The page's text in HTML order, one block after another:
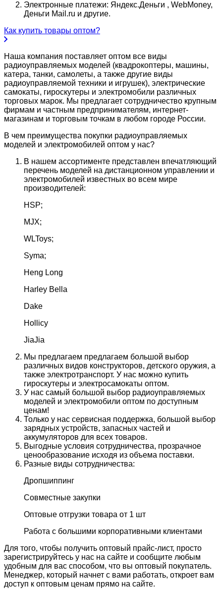
Электронные платежи: Яндекс.Деньги , WebMoney,
Деньги Mail.ru и другие.
Как купить товары оптом?
Наша компания поставляет оптом все виды
радиоуправляемых моделей (квадрокоптеры, машины,
катера, танки, самолеты, а также другие виды
радиоуправляемой техники и игрушек), электрические
самокаты, гироскутеры и электромобили различных
торговых марок. Мы предлагает сотрудничество крупным
фирмам и частным предпринимателям, интернет-
магазинам и торговым точкам в любом городе России.
В чем преимущества покупки радиоуправляемых
моделей и электромобилей оптом у нас?
В нашем ассортименте представлен впечатляющий
перечень моделей на дистанционном управлении и
электромобилей известных во всем мире
производителей:
HSP;
MJX;
WLToys;
Syma;
Heng Long
Harley Bella
Dake
Hollicy
JiaJia
Мы предлагаем предлагаем большой выбор
различных видов конструкторов, детского оружия, а
также электротранспорт. У нас можно купить
гироскутеры и электросамокаты оптом.
У нас самый большой выбор радиоуправляемых
моделей и электромобили оптом по доступным
ценам!
Только у нас сервисная поддержка, большой выбор
зарядных устройств, запасных частей и
аккумуляторов для всех товаров.
Выгодные условия сотрудничества, прозрачное
ценообразование исходя из объема поставки.
Разные виды сотрудничества:
Дропшиппинг
Совместные закупки
Оптовые отгрузки товара от 1 шт
Работа с большими корпоративными клиентами
Для того, чтобы получить оптовый прайс-лист, просто
зарегистрируйтесь у нас на сайте и сообщите любым
удобным для вас способом, что вы оптовый покупатель.
Менеджер, который начнет с вами работать, откроет вам
доступ к оптовым ценам прямо на сайте.